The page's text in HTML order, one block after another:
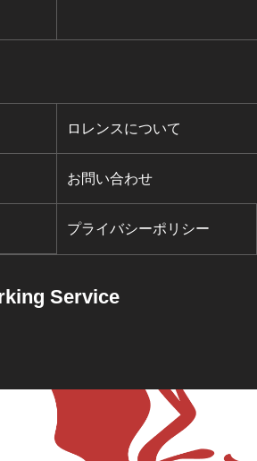
ロレンスについて
お問い合わせ
プライバシーポリシー
Service